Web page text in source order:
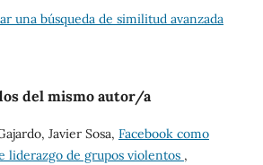
una búsqueda de similitud avanzada
del mismo autor/a
Javier Sosa, Facebook como
liderazgo de grupos violentos ,